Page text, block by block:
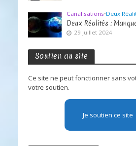
Canalisations•Deux
Deux Réalités :
29 juillet 2024
Soutien au site
Ce site ne peut fonctionner sans
votre soutien.
Je soutien ce site